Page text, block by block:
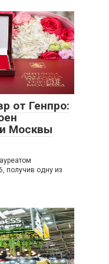
0
от Генпро:
Москвы
получив одну из